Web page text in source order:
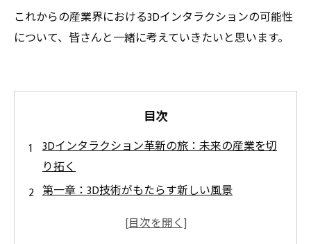
これからの産業界における3Dインタラクションの可能性
について、皆さんと一緒に考えていきたいと思います。
目次
3Dインタラクション革新の旅：未来の産業を切
り拓く
第一章：3D技術がもたらす新しい風景
第二章：企業の成功例から学ぶ3Dインタラクシ